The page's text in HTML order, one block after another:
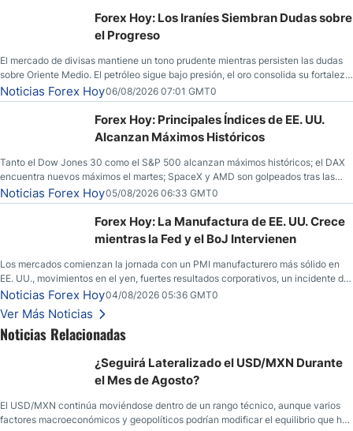
Forex Hoy: Los Iraníes Siembran Dudas sobre
el Progreso
El mercado de divisas mantiene un tono prudente mientras persisten las dudas
sobre Oriente Medio. El petróleo sigue bajo presión, el oro consolida su fortaleza
y los operadores esperan nuevas referencias económicas desde Estados
Unidos.
Noticias Forex Hoy06/08/2026 07:01 GMT0
Forex Hoy: Principales Índices de EE. UU.
Alcanzan Máximos Históricos
Tanto el Dow Jones 30 como el S&P 500 alcanzan máximos históricos; el DAX
encuentra nuevos máximos el martes; SpaceX y AMD son golpeados tras las
llamadas de ganancias; el petróleo crudo cae por debajo de los $80 con nuevas
esperanzas; el dólar estadounidense continúa intentando estabilizarse frente al
yen; el peso mexicano ve un repunte a medida que las tasas caen en EE. UU.
Noticias Forex Hoy05/08/2026 06:33 GMT0
Forex Hoy: La Manufactura de EE. UU. Crece
mientras la Fed y el BoJ Intervienen
Los mercados comienzan la jornada con un PMI manufacturero más sólido en
EE. UU., movimientos en el yen, fuertes resultados corporativos, un incidente de
seguridad en Bitcoin y nuevas señales desde el mercado del petróleo.
Noticias Forex Hoy04/08/2026 05:36 GMT0
Ver Más Noticias
Noticias Relacionadas
¿Seguirá Lateralizado el USD/MXN Durante
el Mes de Agosto?
El USD/MXN continúa moviéndose dentro de un rango técnico, aunque varios
factores macroeconómicos y geopolíticos podrían modificar el equilibrio que ha